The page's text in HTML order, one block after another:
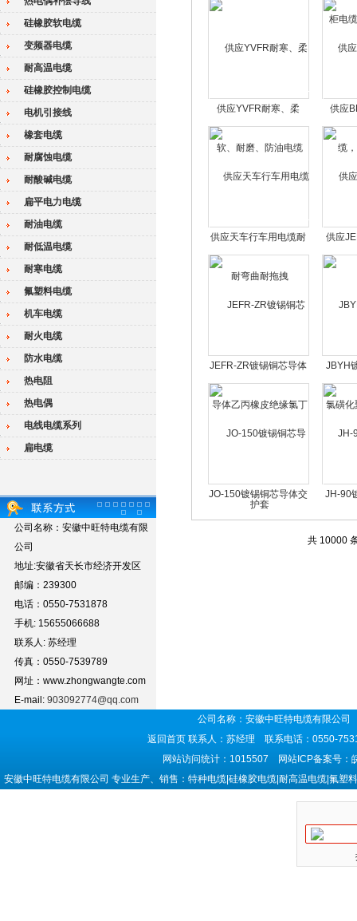
硅橡胶软电缆
变频器电缆
耐高温电缆
硅橡胶控制电缆
电机引接线
橡套电缆
耐腐蚀电缆
耐酸碱电缆
扁平电力电缆
耐油电缆
耐低温电缆
耐寒电缆
氟塑料电缆
机车电缆
耐火电缆
防水电缆
热电阻
热电偶
电线电缆系列
扁电缆
公司名称：安徽中旺特电缆有限
公司
地址:安徽省天长市经济开发区
邮编：239300
电话：0550-7531878
手机: 15655066688
联系人: 苏经理
传真：0550-7539789
网址：www.zhongwangte.com
E-mail: 903092774@qq.com
供应YVFR耐寒、柔
软、耐磨、防油电缆
供应
缆，
供应天车行车用电缆耐
弯曲耐拖拽
供应
JEFR-ZR镀锡铜芯导体
乙丙橡皮绝缘氯丁护套
JBYH
磺化聚
JO-150镀锡铜芯导体交
JH-90
共 10000
公司名称：安徽中旺特电缆有限公
返回首页 联系人：苏经理 联系电话：0550-
网站访问统计：1015507 网站ICP备案号：
安徽中旺特电缆有限公司 专业生产、销售：特种电缆|硅橡胶电缆|耐高温电缆|氟